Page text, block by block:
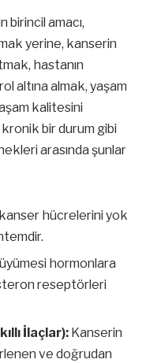
amacı,
yerine, kanserin
hastanın
altına almak, yaşam
kalitesini
kronik bir durum gibi
arasında şunlar
kanser hücrelerini yok
hormonlara
reseptörleri
İlaçlar): Kanserin
ve doğrudan